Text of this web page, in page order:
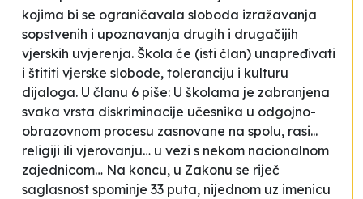
kojima bi se ograničavala sloboda izražavanja
sopstvenih i upoznavanja drugih i drugačijih
vjerskih uvjerenja. Škola će (isti član) unapređivati
i štititi vjerske slobode, toleranciju i kulturu
dijaloga. U članu 6 piše: U školama je zabranjena
svaka vrsta diskriminacije učesnika u odgojno-
obrazovnom procesu zasnovane na spolu, rasi...
religiji ili vjerovanju… u vezi s nekom nacionalnom
zajednicom… Na koncu, u Zakonu se riječ
saglasnost spominje 33 puta, nijednom uz imenicu